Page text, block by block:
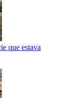
que estava